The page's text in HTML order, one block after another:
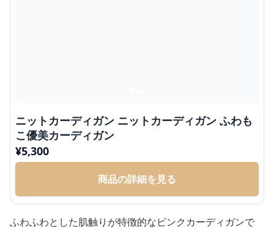
ニットカーディガン ニットカーディガン ふわも
こ優美カーディガン
¥5,300
商品の詳細を見る
ふわふわとした肌触りが特徴的なピンクカーディガンで